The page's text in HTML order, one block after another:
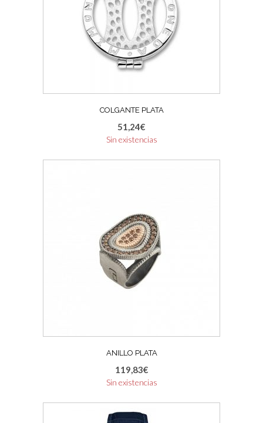
COLGANTE PLATA
51,24€
Sin existencias
ANILLO PLATA
119,83€
Sin existencias